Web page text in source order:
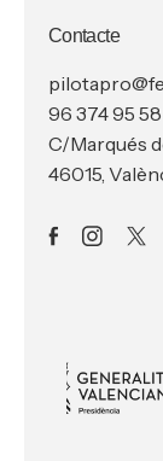
Contacte
96 374 95 58
C/Marqués
46015,